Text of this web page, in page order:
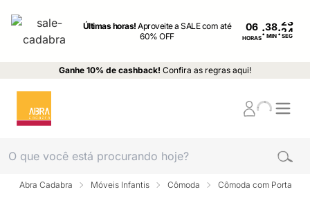
Últimas horas!Aproveite a SALE com até
60% OFF
06
HORAS: MIN : SEG
Ganhe 10% de cashback! Confira as regras aqui!
Abra Cadabra Móveis Infantis Cômoda Cômoda com Porta